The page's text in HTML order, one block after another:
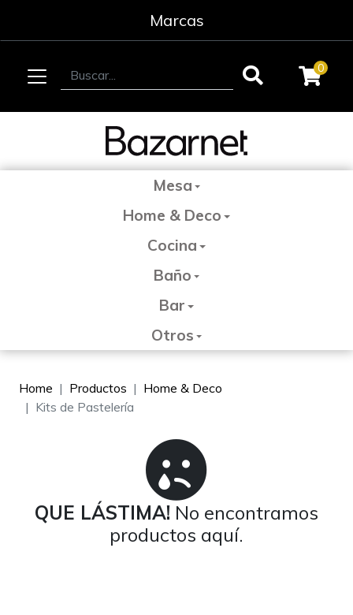
Marcas
0
Mesa
Home & Deco
Cocina
Baño
Bar
Otros
Home Productos
Home & Deco
Kits de Pastelería
QUE LÁSTIMA! No encontramos
productos aquí.